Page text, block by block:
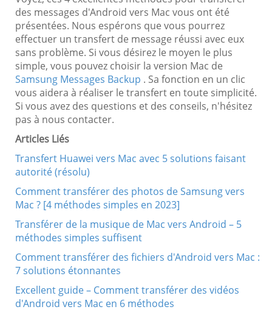
des messages d'Android vers Mac vous ont été
présentées. Nous espérons que vous pourrez
effectuer un transfert de message réussi avec eux
sans problème. Si vous désirez le moyen le plus
simple, vous pouvez choisir la version Mac de
Samsung Messages Backup . Sa fonction en un clic
vous aidera à réaliser le transfert en toute simplicité.
Si vous avez des questions et des conseils, n'hésitez
pas à nous contacter.
Articles Liés
Transfert Huawei vers Mac avec 5 solutions faisant
autorité (résolu)
Comment transférer des photos de Samsung vers
Mac ? [4 méthodes simples en 2023]
Transférer de la musique de Mac vers Android – 5
méthodes simples suffisent
Comment transférer des fichiers d'Android vers Mac :
7 solutions étonnantes
Excellent guide – Comment transférer des vidéos
d'Android vers Mac en 6 méthodes